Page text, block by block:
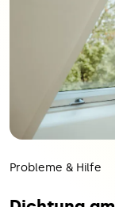
Probleme & Hilfe